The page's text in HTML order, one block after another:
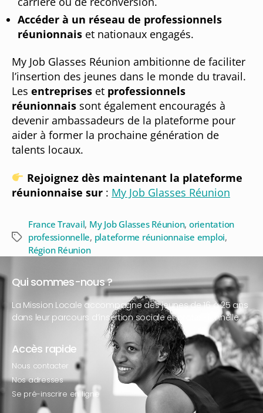
Accéder à un réseau de professionnels
réunionnais et nationaux engagés.
My Job Glasses Réunion ambitionne de faciliter
l’insertion des jeunes dans le monde du travail.
Les entreprises et professionnels
réunionnais sont également encouragés à
devenir ambassadeurs de la plateforme pour
aider à former la prochaine génération de
talents locaux.
Rejoignez dès maintenant la plateforme
réunionnaise sur : My Job Glasses Réunion
France Travail, My Job Glasses Réunion, orientation
professionnelle, plateforme réunionnaise emploi,
Région Réunion
Qui sommes-nous ?
La Mission Locale accompagne des jeunes de 16 à 25 ans
dans leur parcours d’insertion sociale et professionnelle.
Accès rapide
Nous contacter
Nos adresses
Se pré-inscrire en ligne